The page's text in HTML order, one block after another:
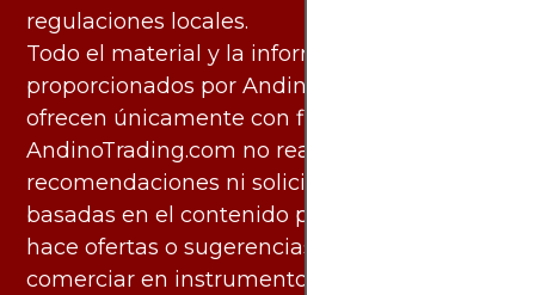
regulaciones locales.
Todo el material y la información
proporcionados por AndinoTrading.com se
ofrecen únicamente con fines informativos.
AndinoTrading.com no realiza
recomendaciones ni solicita acciones
basadas en el contenido proporcionado, ni
hace ofertas o sugerencias para invertir o
comerciar en instrumentos financieros,